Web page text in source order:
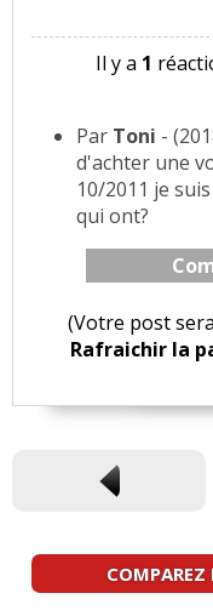
Il y a 1
Par Toni -
d'achter une
10/2011 je
qui ont?
(Votre post
Rafraichir la
COMPAREZ